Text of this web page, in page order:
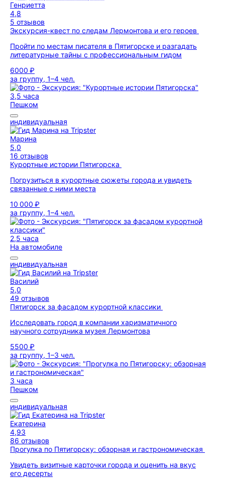
Генриетта
4,8
5 отзывов
Экскурсия-квест по следам Лермонтова и его героев
Пройти по местам писателя в Пятигорске и разгадать
литературные тайны с профессиональным гидом
6000 ₽
за группу, 1–4 чел.
3,5 часа
Пешком
индивидуальная
Марина
5,0
16 отзывов
Курортные истории Пятигорска
Погрузиться в курортные сюжеты города и увидеть
связанные с ними места
10 000 ₽
за группу, 1–4 чел.
2,5 часа
На автомобиле
индивидуальная
Василий
5,0
49 отзывов
Пятигорск за фасадом курортной классики
Исследовать город в компании харизматичного
научного сотрудника музея Лермонтова
5500 ₽
за группу, 1–3 чел.
3 часа
Пешком
индивидуальная
Екатерина
4,93
86 отзывов
Прогулка по Пятигорску: обзорная и гастрономическая
Увидеть визитные карточки города и оценить на вкус
его десерты